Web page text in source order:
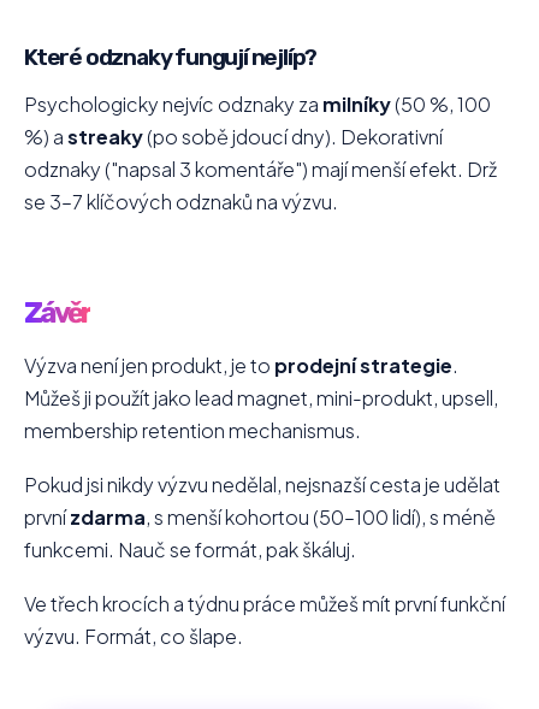
Které odznaky fungují nejlíp?
Psychologicky nejvíc odznaky za milníky(50 %, 100
%) astreaky(po sobě jdoucí dny). Dekorativní
odznaky ("napsal 3 komentáře") mají menší efekt. Drž
se 3–7 klíčových odznaků na výzvu.
Závěr
Výzva není jen produkt, je to prodejní strategie.
Můžeš ji použít jako lead magnet, mini-produkt, upsell,
membership retention mechanismus.
Pokud jsi nikdy výzvu nedělal, nejsnazší cesta je udělat
prvnízdarma, s menší kohortou (50–100 lidí), s méně
funkcemi. Nauč se formát, pak škáluj.
Ve třech krocích a týdnu práce můžeš mít první funkční
výzvu. Formát, co šlape.